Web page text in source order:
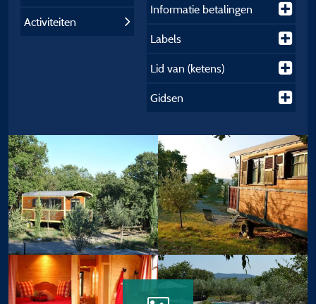
Activiteiten
Informatie betalingen
Labels
Lid van (ketens)
Gidsen